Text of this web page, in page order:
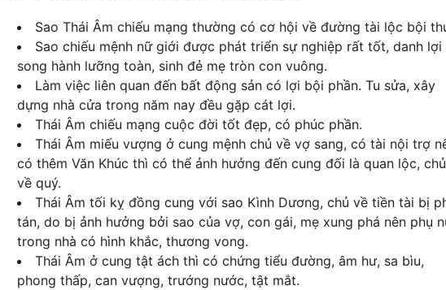
Sao Thái Âm chiếu mạng thường có cơ hội về đường tài lộc bội
Sao chiếu mệnh nữ giới được phát triển sự nghiệp rất tốt, danh lợi
song hành lưỡng toàn, sinh đẻ mẹ tròn con vuông.
Làm việc liên quan đến bất động sản có lợi bội phần. Tu sửa, xây
dựng nhà cửa trong năm nay đều gặp cát lợi.
Thái Âm chiếu mạng cuộc đời tốt đẹp, có phúc phần.
Thái Âm miếu vượng ở cung mệnh chủ về vợ sang, có tài nội trợ
có thêm Văn Khúc thì có thể ảnh hưởng đến cung đối là quan lộc, chủ
về quý.
Thái Âm tối kỵ đồng cung với sao Kình Dương, chủ về tiền tài bị
tán, do bị ảnh hưởng bởi sao của vợ, con gái, mẹ xung phá nên phụ
trong nhà có hình khắc, thương vong.
Thái Âm ở cung tật ách thì có chứng tiểu đường, âm hư, sa bìu,
phong thấp, can vượng, trướng nước, tật mắt.